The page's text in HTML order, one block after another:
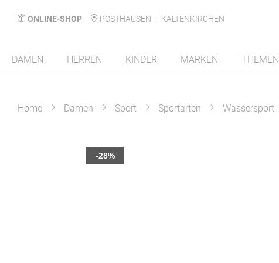
ONLINE-SHOP POSTHAUSEN
KALTENKIRCHEN
DAMEN HERREN KINDER MARKEN THEMEN
Home Damen Sport Sportarten Wassersport
-28%